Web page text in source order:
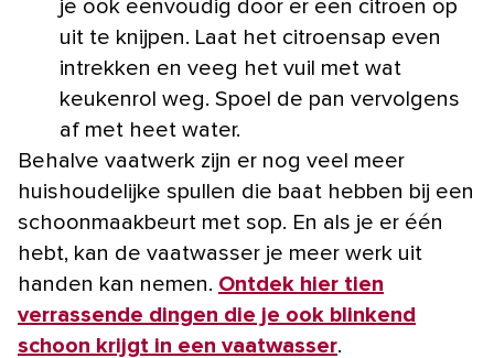
je ook eenvoudig door er een citroen op
uit te knijpen. Laat het citroensap even
intrekken en veeg het vuil met wat
keukenrol weg. Spoel de pan vervolgens
af met heet water.
Behalve vaatwerk zijn er nog veel meer
huishoudelijke spullen die baat hebben bij een
schoonmaakbeurt met sop. En als je er één
hebt, kan de vaatwasser je meer werk uit
handen kan nemen. Ontdek hier tien
verrassende dingen die je ook blinkend
schoon krijgt in een vaatwasser.